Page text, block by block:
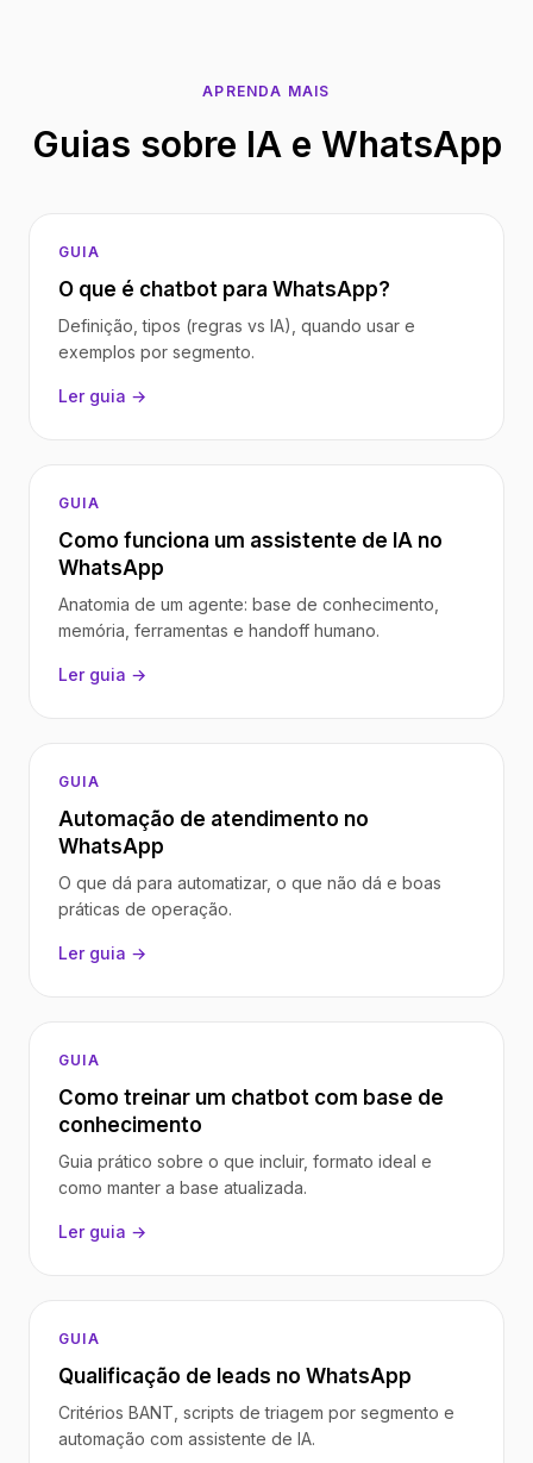
APRENDA MAIS
Guias sobre IA e WhatsApp
GUIA
O que é chatbot para WhatsApp?
Definição, tipos (regras vs IA), quando usar e
exemplos por segmento.
Ler guia →
GUIA
Como funciona um assistente de IA no
WhatsApp
Anatomia de um agente: base de conhecimento,
memória, ferramentas e handoff humano.
Ler guia →
GUIA
Automação de atendimento no
WhatsApp
O que dá para automatizar, o que não dá e boas
práticas de operação.
Ler guia →
GUIA
Como treinar um chatbot com base de
conhecimento
Guia prático sobre o que incluir, formato ideal e
como manter a base atualizada.
Ler guia →
GUIA
Qualificação de leads no WhatsApp
Critérios BANT, scripts de triagem por segmento e
automação com assistente de IA.